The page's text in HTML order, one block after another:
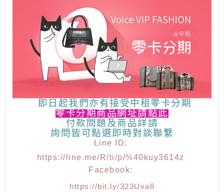
即日起我們亦有接受中租零卡分期
零卡分期商品網址請點此
付款問題及商品詳請
詢問皆可點選 即時對談聯繫
Line ID:
https://line.me/R/ti/p/%40kuy3614z
Facebook:
https://bit.ly/323Uva8